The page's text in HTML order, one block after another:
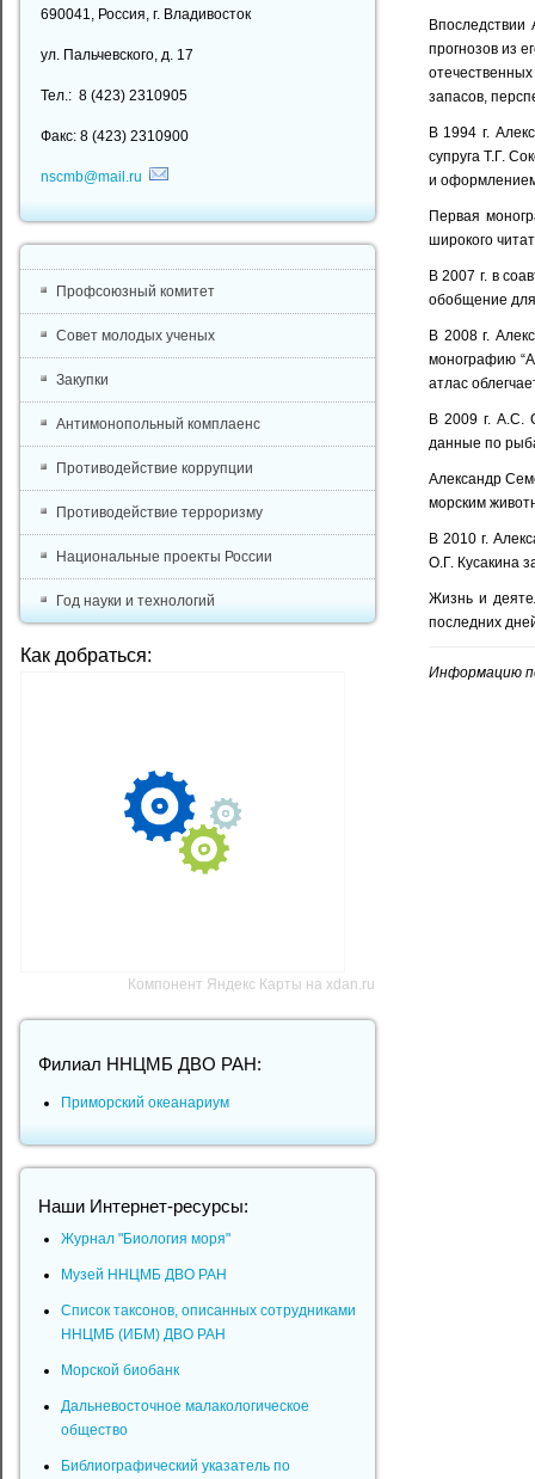
прогнозов из
запасов,
В 1994 г.
супруга Т.Г.
и оформлением
Первая
широкого
В 2007 г. в
обобщение для
В 2008 г.
монографию
атлас
В 2009 г. А.С.
данные по
Александр
морским
В 2010 г.
О.Г. Кусакина
Жизнь и
последних
Информацию
690041, Россия, г. Владивосток
ул. Пальчевского, д. 17
Тел.: 8 (423) 2310905
Факс: 8 (423) 2310900
nscmb@mail.ru
Профсоюзный комитет
Совет молодых ученых
Закупки
Антимонопольный комплаенс
Противодействие коррупции
Противодействие терроризму
Национальные проекты России
Год науки и технологий
Как добраться:
Компонент Яндекс Карты на xdan.ru
Филиал ННЦМБ ДВО РАН:
Приморский океанариум
Наши Интернет-ресурсы:
Журнал "Биология моря"
Музей ННЦМБ ДВО РАН
Список таксонов, описанных сотрудниками
ННЦМБ (ИБМ) ДВО РАН
Морской биобанк
Дальневосточное малакологическое
общество
Библиографический указатель по